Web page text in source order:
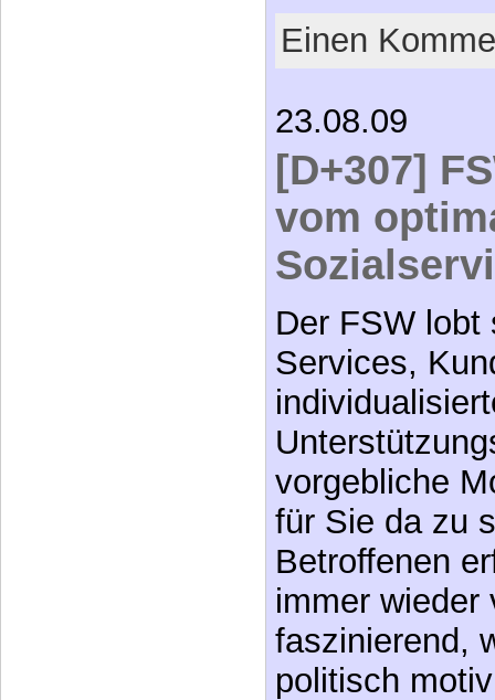
Einen
23.08.09
[D+307]
vom
Der FSW lobt
Services,
vorgebliche
für Sie da zu
Betroffenen
immer wieder
faszinierend,
politisch